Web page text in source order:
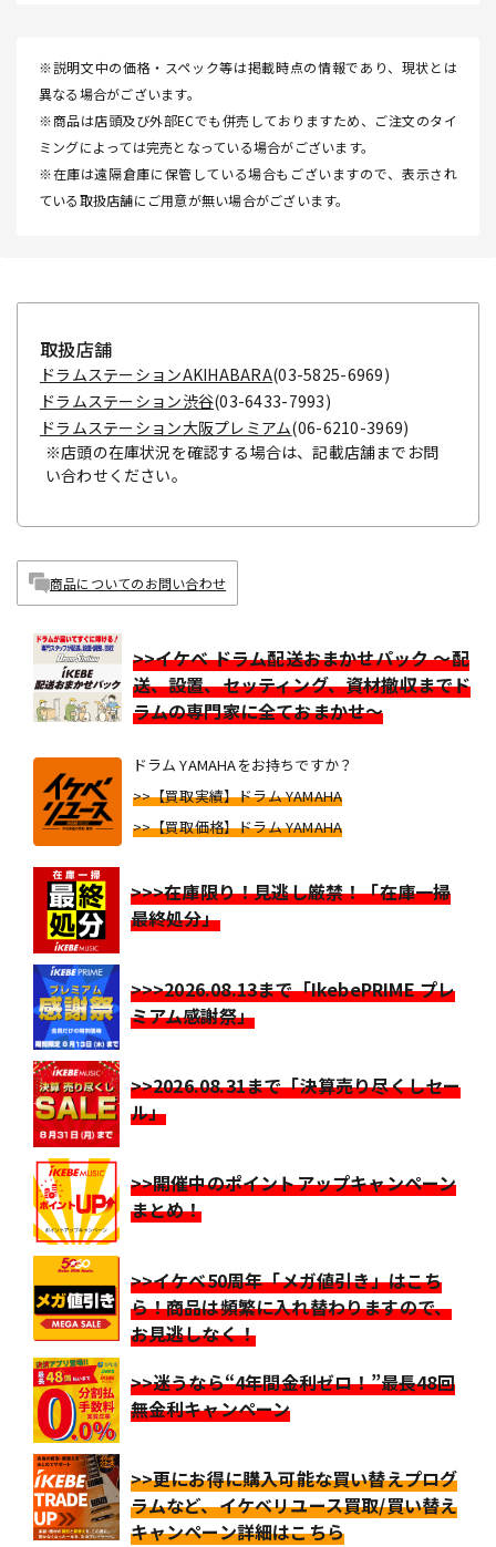
※説明文中の価格・スペック等は掲載時点の情報であり、現状とは
異なる場合がございます。
※商品は店頭及び外部ECでも併売しておりますため、ご注文のタイ
ミングによっては完売となっている場合がございます。
※在庫は遠隔倉庫に保管している場合もございますので、表示され
ている取扱店舗にご用意が無い場合がございます。
取扱店舗
ドラムステーションAKIHABARA(03-5825-6969)
ドラムステーション渋谷(03-6433-7993)
ドラムステーション大阪プレミアム(06-6210-3969)
※店頭の在庫状況を確認する場合は、記載店舗までお問
い合わせください。
商品についてのお問い合わせ
>>イケベ ドラム配送おまかせパック ～配
送、設置、セッティング、資材撤収までド
ラムの専門家に全ておまかせ～
ドラム YAMAHAをお持ちですか？
>>【買取実績】ドラム YAMAHA
>>【買取価格】ドラム YAMAHA
>>>在庫限り！見逃し厳禁！「在庫一掃
最終処分」
>>>2026.08.13まで「IkebePRIME プレ
ミアム感謝祭」
>>2026.08.31まで「決算売り尽くしセー
ル」
>>開催中のポイントアップキャンペーン
まとめ！
>>イケベ50周年「メガ値引き」はこち
ら！商品は頻繁に入れ替わりますので、
お見逃しなく！
>>迷うなら“4年間金利ゼロ！”最長48回
無金利キャンペーン
>>更にお得に購入可能な買い替えプログ
ラムなど、イケベリユース買取/買い替え
キャンペーン詳細はこちら